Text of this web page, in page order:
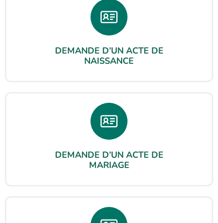
DEMANDE D’UN ACTE DE
NAISSANCE
DEMANDE D’UN ACTE DE
MARIAGE